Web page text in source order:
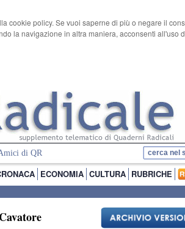
policy. Se vuoi saperne di più o negare il
la navigazione in altra maniera, acconsenti all'uso
di QR
ECONOMIA CULTURA RUBRICHE